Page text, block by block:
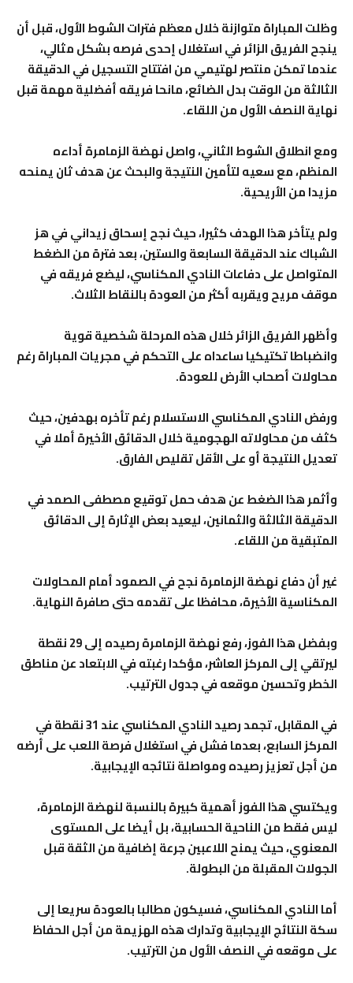
وظلت المباراة متوازنة خلال معظم فترات الشوط الأول، قبل أن
ينجح الفريق الزائر في استغلال إحدى فرصه بشكل مثالي،
عندما تمكن منتصر لهتيمي من افتتاح التسجيل في الدقيقة
الثالثة من الوقت بدل الضائع، مانحا فريقه أفضلية مهمة قبل
نهاية النصف الأول من اللقاء.
ومع انطلاق الشوط الثاني، واصل نهضة الزمامرة أداءه
المنظم، مع سعيه لتأمين النتيجة والبحث عن هدف ثان يمنحه
مزيدا من الأريحية.
ولم يتأخر هذا الهدف كثيرا، حيث نجح إسحاق زيداني في هز
الشباك عند الدقيقة السابعة والستين، بعد فترة من الضغط
المتواصل على دفاعات النادي المكناسي، ليضع فريقه في
موقف مريح ويقربه أكثر من العودة بالنقاط الثلاث.
وأظهر الفريق الزائر خلال هذه المرحلة شخصية قوية
وانضباطا تكتيكيا ساعداه على التحكم في مجريات المباراة رغم
محاولات أصحاب الأرض للعودة.
ورفض النادي المكناسي الاستسلام رغم تأخره بهدفين، حيث
كثف من محاولاته الهجومية خلال الدقائق الأخيرة أملا في
تعديل النتيجة أو على الأقل تقليص الفارق.
وأثمر هذا الضغط عن هدف حمل توقيع مصطفى الصمد في
الدقيقة الثالثة والثمانين، ليعيد بعض الإثارة إلى الدقائق
المتبقية من اللقاء.
غير أن دفاع نهضة الزمامرة نجح في الصمود أمام المحاولات
المكناسية الأخيرة، محافظا على تقدمه حتى صافرة النهاية.
وبفضل هذا الفوز، رفع نهضة الزمامرة رصيده إلى 29 نقطة
ليرتقي إلى المركز العاشر، مؤكدا رغبته في الابتعاد عن مناطق
الخطر وتحسين موقعه في جدول الترتيب.
في المقابل، تجمد رصيد النادي المكناسي عند 31 نقطة في
المركز السابع، بعدما فشل في استغلال فرصة اللعب على أرضه
من أجل تعزيز رصيده ومواصلة نتائجه الإيجابية.
ويكتسي هذا الفوز أهمية كبيرة بالنسبة لنهضة الزمامرة،
ليس فقط من الناحية الحسابية، بل أيضا على المستوى
المعنوي، حيث يمنح اللاعبين جرعة إضافية من الثقة قبل
الجولات المقبلة من البطولة.
أما النادي المكناسي، فسيكون مطالبا بالعودة سريعا إلى
سكة النتائج الإيجابية وتدارك هذه الهزيمة من أجل الحفاظ
على موقعه في النصف الأول من الترتيب.